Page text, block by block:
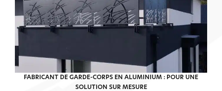
FABRICANT DE GARDE-CORPS EN ALUMINIUM : POUR UNE
SOLUTION SUR MESURE